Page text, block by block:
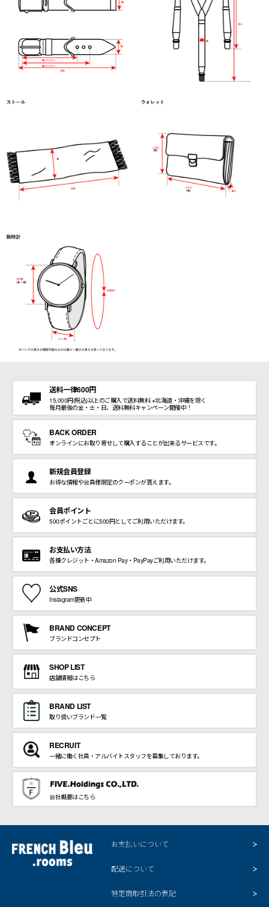
送料一律600円
15,000円(税込)以上のご購入で送料無料 ※北海道・沖縄を除く
毎月最後の金・土・日、送料無料キャンペーン開催中！
BACK ORDER
オンラインにお取り寄せして購入することが出来るサービスです。
新規会員登録
お得な情報や会員様限定のクーポンが貰えます。
会員ポイント
500ポイントごとに500円としてご利用いただけます。
お支払い方法
各種クレジット・Amazon Pay・PayPayご利用いただけます。
公式SNS
Instagram更新中
BRAND CONCEPT
ブランドコンセプト
SHOP LIST
店舗情報はこちら
BRAND LIST
取り扱いブランド一覧
RECRUIT
一緒に働く社員・アルバイトスタッフを募集しております。
会社概要はこちら
お支払いについて
配送について
特定商取引法の表記